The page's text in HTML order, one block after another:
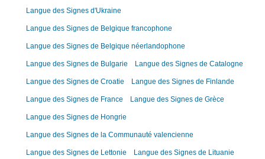
Langue des Signes d'Ukraine
Langue des Signes de Belgique francophone
Langue des Signes de Belgique néerlandophone
Langue des Signes de Bulgarie Langue des Signes de Catalogne
Langue des Signes de Croatie Langue des Signes de Finlande
Langue des Signes de France Langue des Signes de Grèce
Langue des Signes de Hongrie
Langue des Signes de la Communauté valencienne
Langue des Signes de Lettonie Langue des Signes de Lituanie